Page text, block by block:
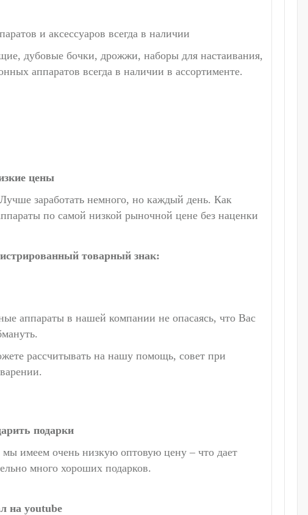
и аксессуаров всегда в наличии
дубовые бочки, дрожжи, наборы для настаивания,
аппаратов всегда в наличии в ассортименте.
цены
заработать немного, но каждый день. Как
по самой низкой рыночной цене без наценки
товарный знак:
аппараты в нашей компании не опасаясь, что Вас
рассчитывать на нашу помощь, совет при
подарки
имеем очень низкую оптовую цену – что дает
много хороших подарков.
на youtube